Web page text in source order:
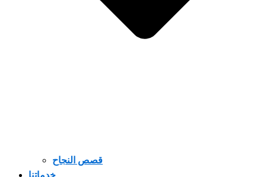
قصص النجاح
خدماتنا